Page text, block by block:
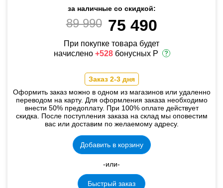
за наличные со скидкой:
89 990 75 490
При покупке товара будет
начислено +528 бонусных Р
Заказ 2-3 дня
Оформить заказ можно в одном из магазинов или удаленно
переводом на карту. Для оформления заказа необходимо
внести 50% предоплату. При 100% оплате действует
скидка. После поступления заказа на склад мы оповестим
вас или доставим по желаемому адресу.
Добавить в корзину
-или-
Быстрый заказ